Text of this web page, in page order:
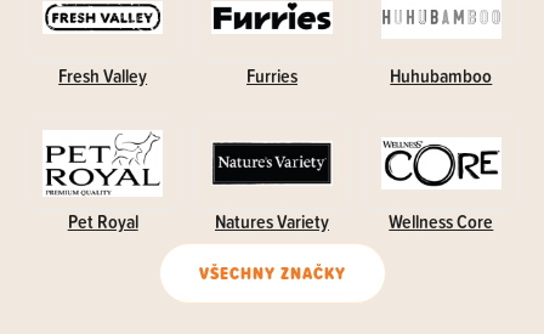
Fresh Valley Furries Huhubamboo
Pet Royal Natures Variety Wellness Core
VŠECHNY ZNAČKY